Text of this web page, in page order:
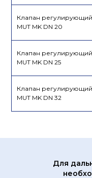
Клапан
MUT MK DN 20
Клапан
MUT MK DN 25
Клапан
MUT MK DN 32
Для